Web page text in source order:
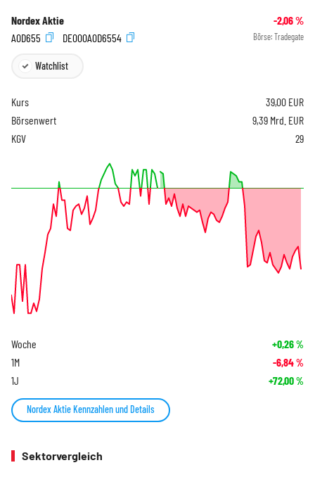
Nordex Aktie -2,06%
A0D655
DE000A0D6554 Börse: Tradegate
Watchlist
Kurs 39,00 EUR
Börsenwert
9,39 Mrd. EUR
KGV
29
Woche +0,26%
1M -6,84%
1J +72,00%
Nordex Aktie Kennzahlen und Details
Sektorvergleich